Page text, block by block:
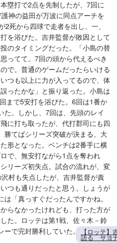
塁打で2点を先制したが、7回に
神の益田が万波に同点アーチを
死から四球で走者を出し、一、
を浴びた。吉井監督が敗因として
のタイミングだった。「小島の替
ってて。7回の頭から代えるべき
で。普通のゲームだったらいける
つも以上に力が入ってるので、体
ったかな」と振り返った。小島は
まで5安打を浴びた。6回は1番か
た。しかし、7回は、先頭のレイ
に打ち取ったが、代打郡司にも四
勝てばシリーズ突破が決まる、大
形となった。ベンチは2番手に横
で、無安打ながら1点を奪われ
リーズ初失点。試合の流れが、変
村も失点したが、吉井監督が責
つも通りだったと思う。しょうが
「真っすぐだったんですかね。
らなかったけれども、打った方が
た。ロッテは第1戦、佐々木－鈴
で完封勝利していた。
【ロッテ
語る サヨ